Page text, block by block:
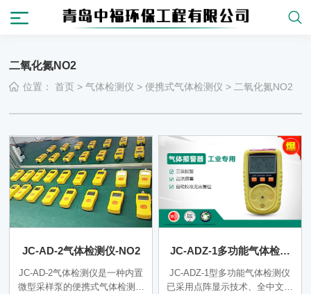
二氧化氮NO2
位置：首页 >气体检测仪 >便携式气体检测仪 > 二氧化氮NO2
JC-AD-2气体检测仪-NO2
JC-AD-2气体检测仪是一种内置
微型采样泵的便携式气体检测仪
JC-ADZ-1多功能气体检测
仪NO2
JC-ADZ-1型多功能气体检测仪
已采用点阵显示技术、全中文友